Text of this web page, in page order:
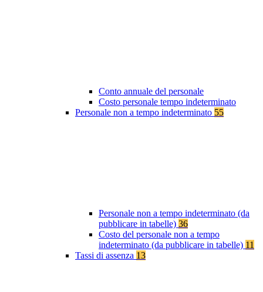
Conto annuale del personale
Costo personale tempo indeterminato
Personale non a tempo indeterminato 55
Personale non a tempo indeterminato (da
pubblicare in tabelle) 36
Costo del personale non a tempo
indeterminato (da pubblicare in tabelle) 11
Tassi di assenza 13